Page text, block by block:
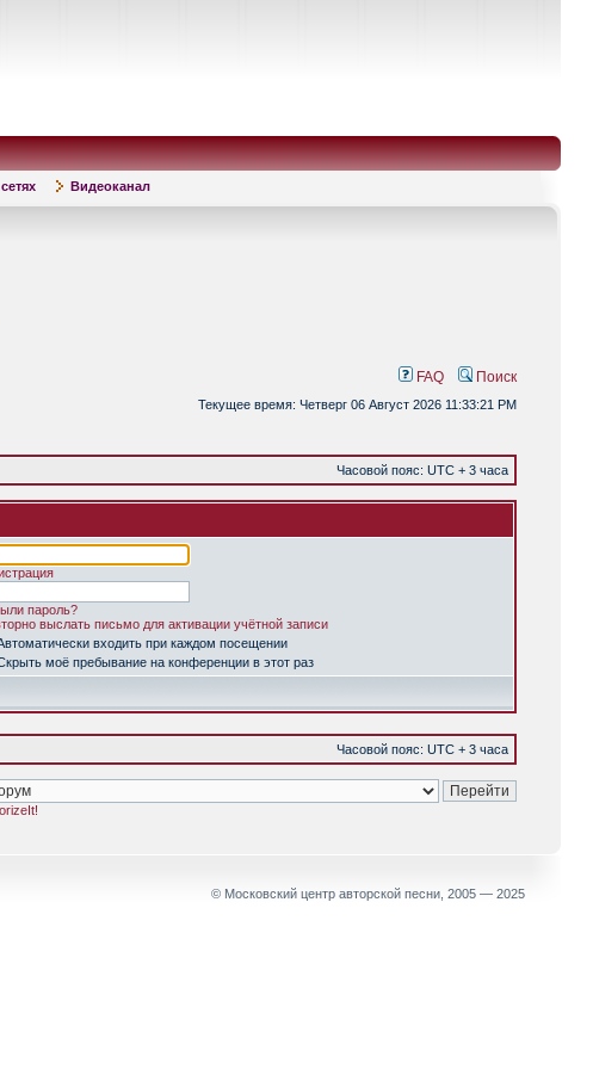
Видеоканал
FAQ Поиск
Текущее время: Четверг 06 Август 2026 11:33:21 PM
Часовой пояс: UTC + 3 часа
пароль?
выслать письмо для активации учётной записи
входить при каждом посещении
моё пребывание на конференции в этот раз
Часовой пояс: UTC + 3 часа
© Московский центр авторской песни, 2005 — 2025